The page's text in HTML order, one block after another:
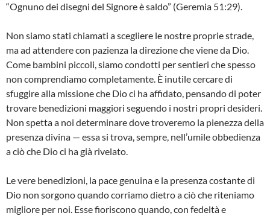
“Ognuno dei disegni del Signore è saldo” (Geremia 51:29).
Non siamo stati chiamati a scegliere le nostre proprie strade,
ma ad attendere con pazienza la direzione che viene da Dio.
Come bambini piccoli, siamo condotti per sentieri che spesso
non comprendiamo completamente. È inutile cercare di
sfuggire alla missione che Dio ci ha affidato, pensando di poter
trovare benedizioni maggiori seguendo i nostri propri desideri.
Non spetta a noi determinare dove troveremo la pienezza della
presenza divina — essa si trova, sempre, nell’umile obbedienza
a ciò che Dio ci ha già rivelato.
Le vere benedizioni, la pace genuina e la presenza costante di
Dio non sorgono quando corriamo dietro a ciò che riteniamo
migliore per noi. Esse fioriscono quando, con fedeltà e